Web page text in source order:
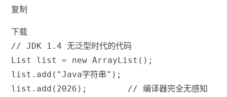
复制
下载
// JDK 1.4 无泛型时代的代码
List
list = new ArrayList ( ) ;
list . add ( "Java字符串" ) ;
list . add ( 2026 ) ;
// 编译器完全无感知